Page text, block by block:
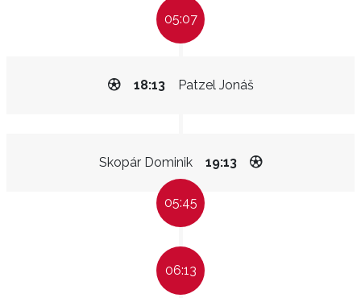
05:07
Patzel Jonáš
18:13
Skopár Dominik 19:13
05:45
06:13